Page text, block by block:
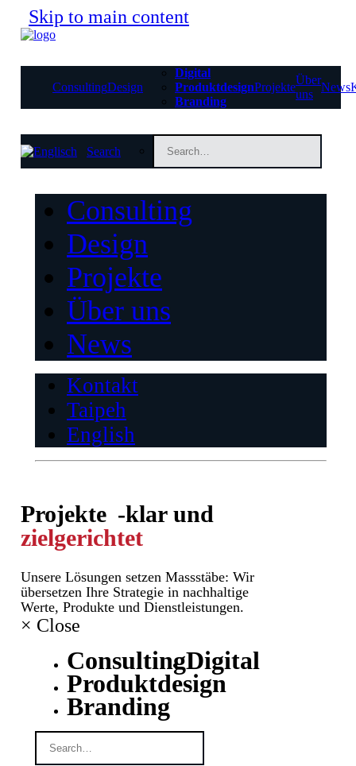
Skip to main content
ConsultingDesign
Digital
Produktdesign
Branding
Projekte
Über
uns
News
Search
Consulting
Design
Projekte
Über uns
News
Kontakt
Taipeh
English
Projekte -klar und
zielgerichtet
Unsere Lösungen setzen Massstäbe: Wir
übersetzen Ihre Strategie in nachhaltige
Werte, Produkte und Dienstleistungen.
× Close
Branding
ConsultingDigital
Produktdesign